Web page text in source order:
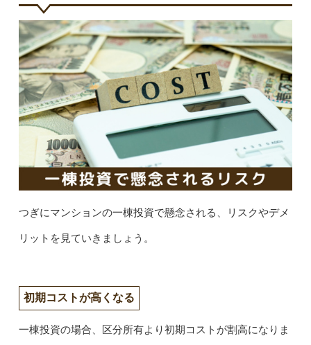
つぎにマンションの一棟投資で懸念される、リスクやデメ
リットを見ていきましょう。
初期コストが高くなる
一棟投資の場合、区分所有より初期コストが割高になりま